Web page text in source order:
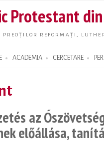
main
Protestant
PREOȚILOR REFORMAȚI,
ACADEMIA CERCETARE
az
előállása,